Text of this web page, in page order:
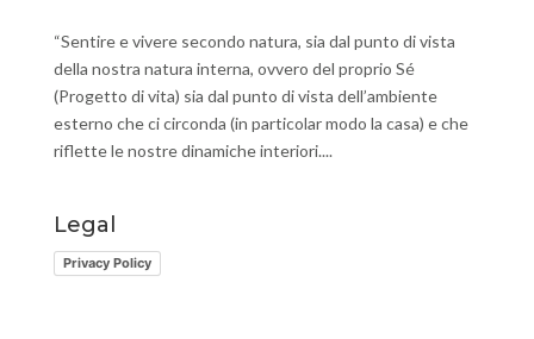
“Sentire e vivere secondo natura, sia dal punto di vista
della nostra natura interna, ovvero del proprio Sé
(Progetto di vita) sia dal punto di vista dell’ambiente
esterno che ci circonda (in particolar modo la casa) e che
riflette le nostre dinamiche interiori....
Legal
Privacy Policy